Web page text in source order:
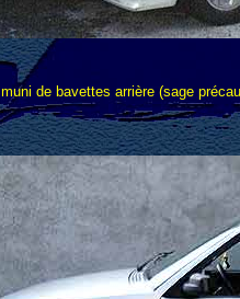
de bavettes arrière (sage